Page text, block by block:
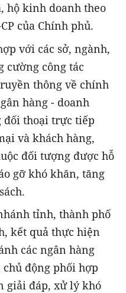
hộ kinh doanh theo
của Chính phủ.
với các sở, ngành,
cường công tác
thông về chính
hàng - doanh
đối thoại trực tiếp
và khách hàng,
đối tượng được hỗ
gỡ khó khăn, tăng
tỉnh, thành phố
kết quả thực hiện
các ngân hàng
động phối hợp
giải đáp, xử lý khó